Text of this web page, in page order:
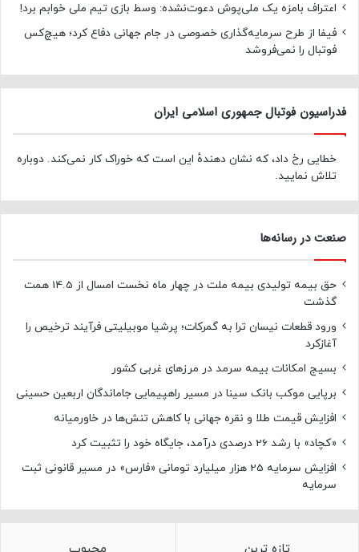
اعتراف بامزه یک ملی‌پوش دعوت‌نشده: وسط بازی تیم ملی خوابم برد!
فیفا از طرح سرمایه‌گذاری خصوصی در جام جهانی دفاع کرد؛ هیچ‌کس
فوتبال را نمی‌فروشد
فدراسیون فوتبال جمهوری اسلامی ایران
خطایی رخ داد، که نشان دهندهٔ این است که خوراک کار نمی‌کند. دوباره
تلاش نمایید.
صنعت در رسانه‌ها
حق بیمه تولیدی بیمه ملت در چهار ماه نخست امسال از 14.5 همت
گذشت
ورود قطعات نیسان ترا به گمرکات؛ پرشیا موبیلیتی فرآیند ترخیص را
آغازکرد
بسیج امکانات بیمه سرمد در مرزهای غربی کشور
برپایی موکب بانک سینا در مسیر راهپیمایی جاماندگان اربعین حسینی
افزایش قیمت طلا و نقره جهانی با کاهش تنش‌ها در خاورمیانه
«کچاد» با رشد 26 درصدی درآمد، جایگاه خود را تثبیت کرد
افزایش سرمایه 25 هزار میلیارد تومانی «فارس» در مسیر قانونی ثبت
سرمایه